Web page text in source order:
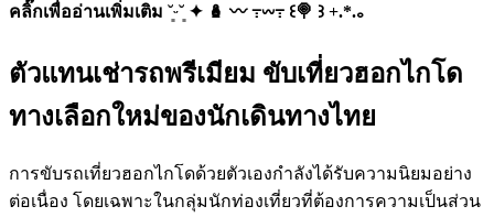
คลิ๊กเพื่ออ่านเพิ่มเติม ˘͈ᵕ˘͈ ✦ 🪆 〰️ ߹𖥦߹ ꒰🍭 ꒱ +.*.｡
ตัวแทนเช่ารถพรีเมียม ขับเที่ยวฮอกไกโด
ทางเลือกใหม่ของนักเดินทางไทย
การขับรถเที่ยวฮอกไกโดด้วยตัวเองกำลังได้รับความนิยมอย่าง
ต่อเนื่อง โดยเฉพาะในกลุ่มนักท่องเที่ยวที่ต้องการความเป็นส่วน